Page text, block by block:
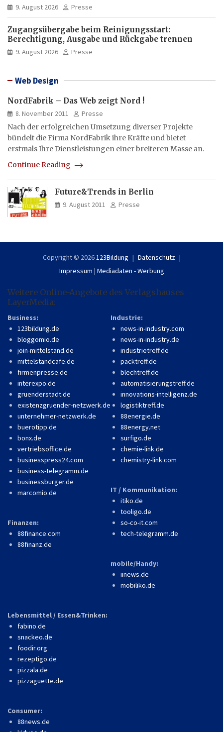
9. August 2026 Presse
Zugangsübergabe beim Reinigungsstart:
Berechtigung, Ausgabe und Rückgabe trennen
9. August 2026 Presse
Web Design
NordFabrik – Das Web zeigt Nord !
8. November 2011
Presse
Nach der erfolgreichen Umsetzung diverser Projekte
bündelt die Firma NordFabrik ihre Kräfte und bietet
erstmals Ihre Dienstleistungen einer breiteren Masse an.
Continue Reading
Future&Trends in Berlin
9. August 2011 Presse
Copyright © 2026123Bildung
Datenschutz
Impressum | Mediadaten - Werbung
Weitere Online-Angebote des Verlagshauses
LayerMedia:
Business:
123bildung.de
bloggomio.de
join-mittelstand.de
mittelstandcafe.de
firmenpresse.de
interexpo.de
gruenderstadt.de
existenzgruender-netzwerk.de
unternehmer-netzwerk.de
buerotipp.de
bonx.de
vertriebsoffice.de
businesspress24.com
business-telegramm.de
businessburger.de
marcomio.de
Finanzen:
88finance.com
88finanz.de
Industrie:
news-in-industry.com
news-in-industry.de
industrietreff.de
packtreff.de
blechtreff.de
automatisierungstreff.de
innovations-intelligenz.de
logistiktreff.de
88energie.de
88energy.net
surfigo.de
chemie-link.de
chemistry-link.com
IT / Kommunikation:
itiko.de
tooligo.de
so-co-it.com
tech-telegramm.de
mobile/Handy:
iinews.de
mobiliko.de
Lebensmittel / Essen&Trinken:
fabino.de
snackeo.de
foodir.org
rezeptigo.de
pizzala.de
pizzaguette.de
Consumer:
88news.de